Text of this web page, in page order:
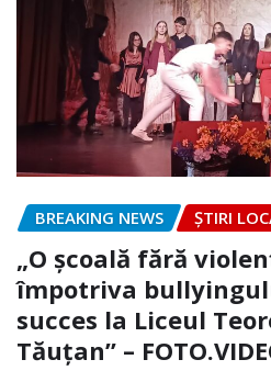
BREAKING NEWS ȘTIRI
„O școală fără
împotriva
succes la Liceul
Tăuțan” –